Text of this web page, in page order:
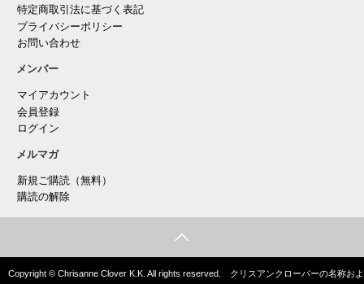
特定商取引法に基づく表記
プライバシーポリシー
お問い合わせ
メンバー
マイアカウント
会員登録
ログイン
メルマガ
新規ご購読（無料）
購読の解除
Copyright © Chrisanne Clover K.K. All rights reserved. クリスアンクローバーの名称およ